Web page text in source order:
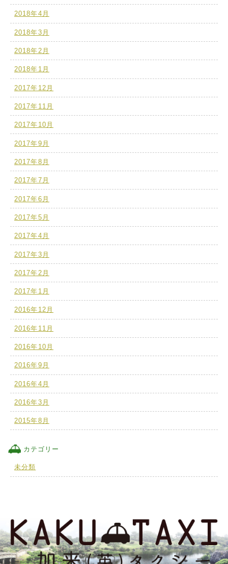
2018年4月
2018年3月
2018年2月
2018年1月
2017年12月
2017年11月
2017年10月
2017年9月
2017年8月
2017年7月
2017年6月
2017年5月
2017年4月
2017年3月
2017年2月
2017年1月
2016年12月
2016年11月
2016年10月
2016年9月
2016年4月
2016年3月
2015年8月
カテゴリー
未分類